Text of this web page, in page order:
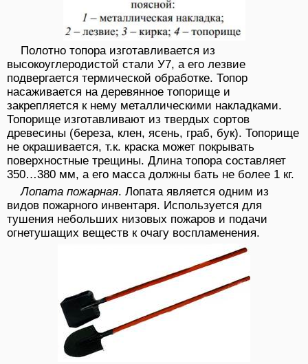
Полотно топора изготавливается из
высокоуглеродистой стали У7, а его лезвие
подвергается термической обработке. Топор
насаживается на деревянное топорище и
закрепляется к нему металлическими накладками.
Топорище изготавливают из твердых сортов
древесины (береза, клен, ясень, граб, бук). Топорище
не окрашивается, т.к. краска может покрывать
поверхностные трещины. Длина топора составляет
350…380 мм, а его масса должны бать не более 1 кг.
Лопата пожарная. Лопата является одним из
видов пожарного инвентаря. Используется для
тушения небольших низовых пожаров и подачи
огнетушащих веществ к очагу воспламенения.